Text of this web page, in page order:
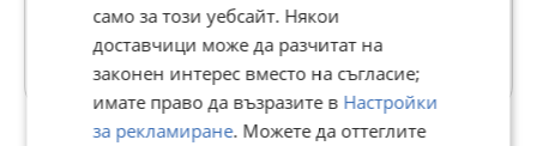
70 Обяви
Още оферти на https://zlatnazvezda.imot.bg
само за този уебсайт. Някои
доставчици може да разчитат на
законен интерес вместо на съгласие;
имате право да възразите в Настройки
за рекламиране. Можете да оттеглите